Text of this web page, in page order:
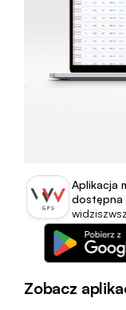
Aplikacja
dostępna
Zobacz